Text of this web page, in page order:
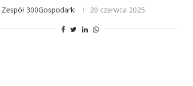
Zespół 300Gospodarki 20 czerwca 2025